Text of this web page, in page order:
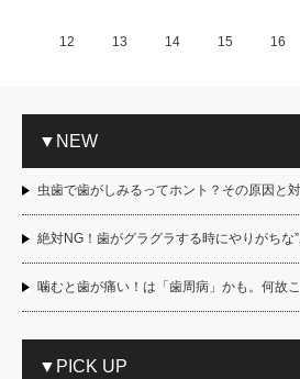
12 13 14 15 16
▼NEW
虫歯で歯がしみるってホント？その原因と
絶対NG！歯がグラグラする時にやりがちな
噛むと歯が痛い！は「歯周病」かも。何故
▼PICK UP